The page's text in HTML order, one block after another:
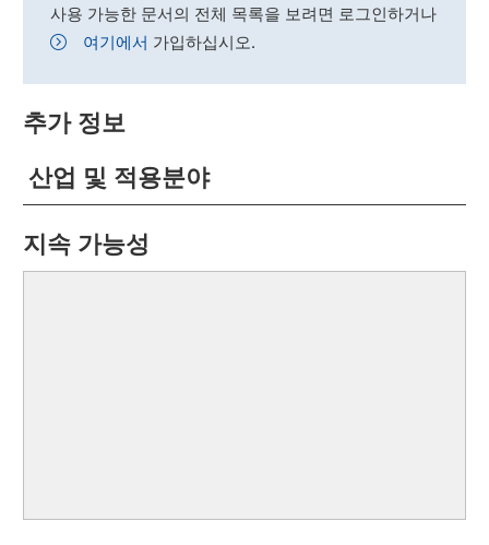
사용 가능한 문서의 전체 목록을 보려면 로그인하거나
여기에서 가입하십시오.
추가 정보
산업 및 적용분야
지속 가능성